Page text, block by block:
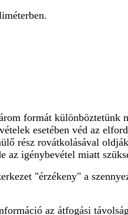
formát különböztetünk
esetében véd az
rész rovátkolásával
az igénybevétel miatt
"érzékeny" a
az átfogási